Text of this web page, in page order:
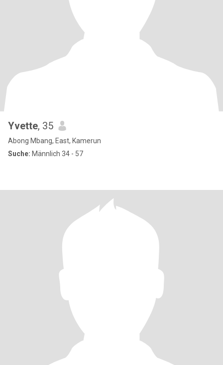
Yvette, 35
Abong Mbang, East, Kamerun
Suche: Männlich 34 - 57